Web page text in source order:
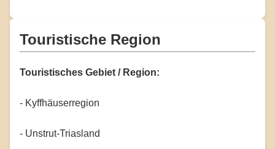
Touristische Region
Touristisches Gebiet / Region:
- Kyffhäuserregion
- Unstrut-Triasland